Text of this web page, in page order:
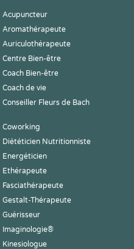
Acupuncteur
Aromathérapeute
Auriculothérapeute
Centre Bien-être
Coach Bien-être
Coach de vie
Conseiller Fleurs de Bach
Coworking
Diététicien Nutritionniste
Energéticien
Ethérapeute
Fasciathérapeute
Gestalt-Thérapeute
Guérisseur
Imaginologie®
Kinesiologue